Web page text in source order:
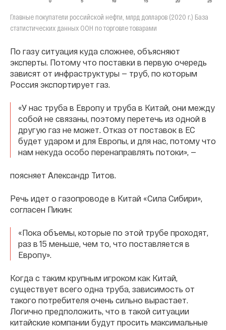
Главные покупатели российской нефти, млрд долларов (2020 г.) База
статистических данных ООН по торговле товарами
По газу ситуация куда сложнее, объясняют
эксперты. Потому что поставки в первую очередь
зависят от инфраструктуры — труб, по которым
Россия экспортирует газ.
«У нас труба в Европу и труба в Китай, они между
собой не связаны, поэтому перетечь из одной в
другую газ не может. Отказ от поставок в ЕС
будет ударом и для Европы, и для нас, потому что
нам некуда особо перенаправлять потоки», —
поясняет Александр Титов.
Речь идет о газопроводе в Китай «Сила Сибири»,
согласен Пикин:
«Пока объемы, которые по этой трубе проходят,
раз в 15 меньше, чем то, что поставляется в
Европу».
Когда с таким крупным игроком как Китай,
существует всего одна труба, зависимость от
такого потребителя очень сильно вырастает.
Логично предположить, что в такой ситуации
китайские компании будут просить максимальные